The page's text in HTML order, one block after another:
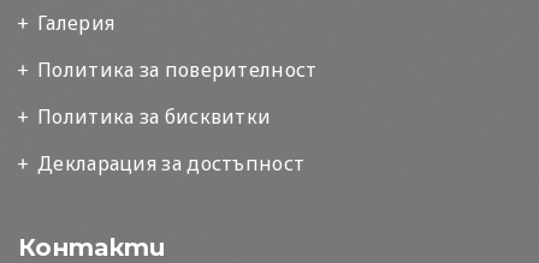
Галерия
Политика за поверителност
Политика за бисквитки
Декларация за достъпност
Контакти